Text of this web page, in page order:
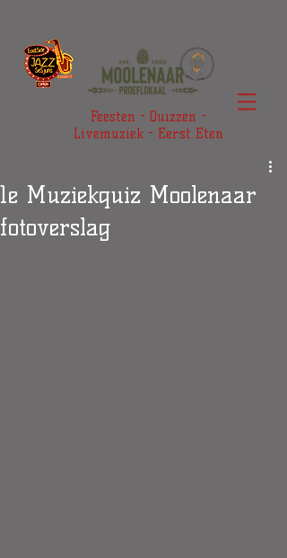
Feesten - Quizzen -
Livemuziek - Eerst Eten
1e Muziekquiz Moolenaar
fotoverslag